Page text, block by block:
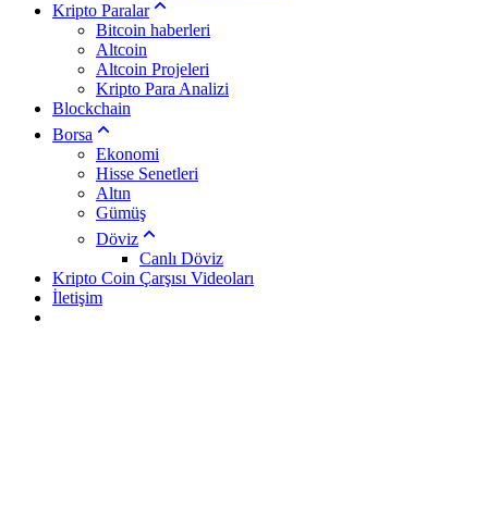
Kripto Paralar
Bitcoin haberleri
Altcoin
Altcoin Projeleri
Kripto Para Analizi
Blockchain
Borsa
Ekonomi
Hisse Senetleri
Altın
Gümüş
Döviz
Canlı Döviz
Kripto Coin Çarşısı Videoları
İletişim